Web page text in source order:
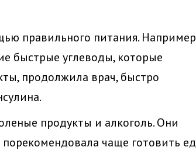
правильного питания.
быстрые углеводы, которые
продолжила врач, быстро
продукты и алкоголь. Они
чаще готовить